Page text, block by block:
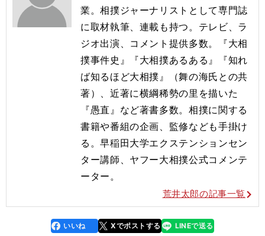
業。相撲ジャーナリストとして専門誌
に取材執筆、連載も持つ。テレビ、ラ
ジオ出演、コメント提供多数。『大相
撲事件史』『大相撲あるある』『知れ
ば知るほど大相撲』（舞の海氏との共
著）、近著に横綱稀勢の里を描いた
『愚直』など著書多数。相撲に関する
書籍や番組の企画、監修なども手掛け
る。早稲田大学エクステンションセン
ター講師、ヤフー大相撲公式コメンテ
ーター。
荒井太郎の記事一覧
faceboo
k
いいね Xでポストする
line LINEで送る